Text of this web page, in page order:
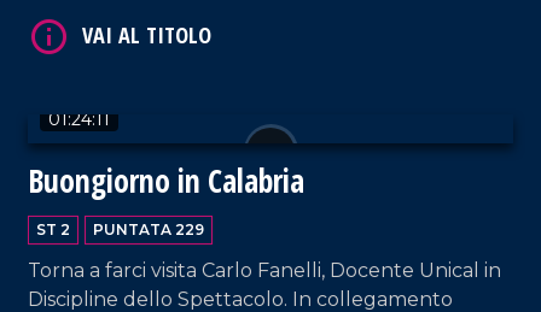
01:24:11
Buongiorno in Calabria
ST 2 PUNTATA 229
Torna a farci visita Carlo Fanelli, Docente Unical in
Discipline dello Spettacolo. In collegamento
VAI AL TITOLO